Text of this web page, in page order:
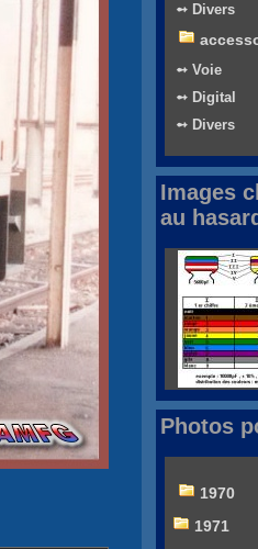
➻ Divers
➻ Voie
➻ Digital
➻ Divers
Images
au
Photos
1970
1971